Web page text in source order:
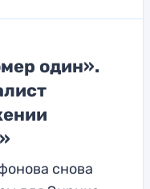
один».
снова